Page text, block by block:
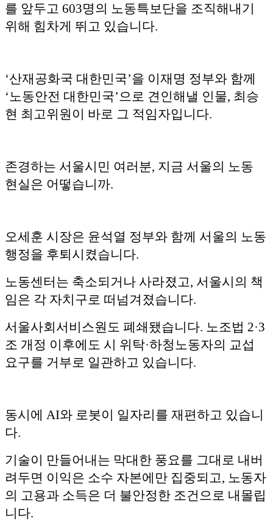
를 앞두고 603명의 노동특보단을 조직해내기
위해 힘차게 뛰고 있습니다.
‘산재공화국 대한민국’을 이재명 정부와 함께
‘노동안전 대한민국’으로 견인해낼 인물, 최승
현 최고위원이 바로 그 적임자입니다.
존경하는 서울시민 여러분, 지금 서울의 노동
현실은 어떻습니까.
오세훈 시장은 윤석열 정부와 함께 서울의 노동
행정을 후퇴시켰습니다.
노동센터는 축소되거나 사라졌고, 서울시의 책
임은 각 자치구로 떠넘겨졌습니다.
서울사회서비스원도 폐쇄됐습니다. 노조법 2·3
조 개정 이후에도 시 위탁·하청노동자의 교섭
요구를 거부로 일관하고 있습니다.
동시에 AI와 로봇이 일자리를 재편하고 있습니
다.
기술이 만들어내는 막대한 풍요를 그대로 내버
려두면 이익은 소수 자본에만 집중되고, 노동자
의 고용과 소득은 더 불안정한 조건으로 내몰립
니다.